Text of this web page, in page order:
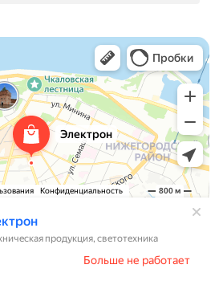
в Нижнем Новгороде